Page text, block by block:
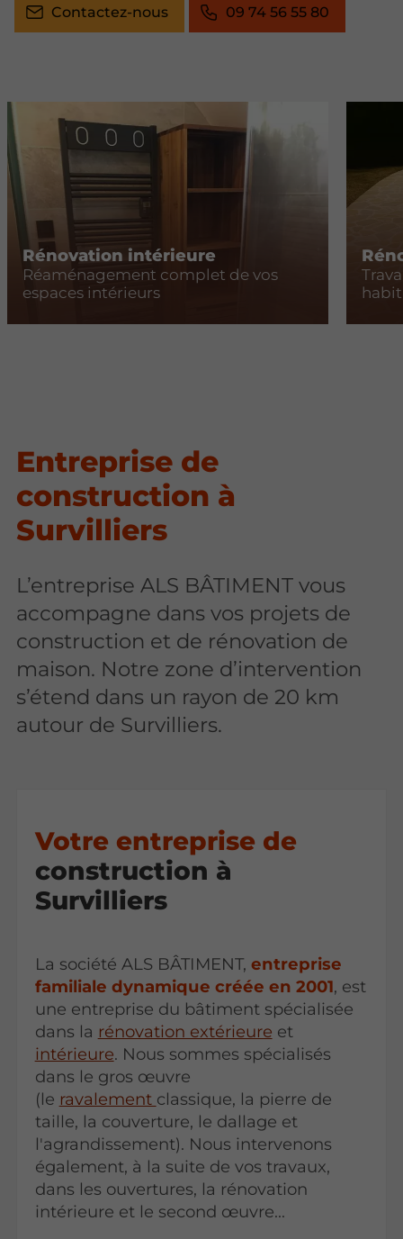
Contactez-nous 09 74 56 55 80
Rénovation intérieure
Réaménagement complet de vos
espaces intérieurs
Entreprise de
construction à
Survilliers
L’entreprise ALS BÂTIMENT vous
accompagne dans vos projets de
construction et de rénovation de
maison. Notre zone d’intervention
s’étend dans un rayon de 20 km
autour de Survilliers.
Votre entreprise de
construction à
Survilliers
La société ALS BÂTIMENT, entreprise
familiale dynamique créée en 2001, est
une entreprise du bâtiment spécialisée
dans la rénovation extérieure et
intérieure. Nous sommes spécialisés
dans le gros œuvre
(le ravalement classique, la pierre de
taille, la couverture, le dallage et
l'agrandissement). Nous intervenons
également, à la suite de vos travaux,
dans les ouvertures, la rénovation
intérieure et le second œuvre...